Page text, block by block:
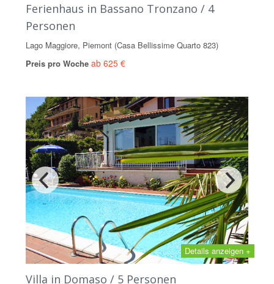
Ferienhaus in Bassano Tronzano / 4
Personen
Lago Maggiore, Piemont (Casa Bellissime Quarto 823)
Preis pro Woche ab 625 €
Details anzeigen +
Villa in Domaso / 5 Personen